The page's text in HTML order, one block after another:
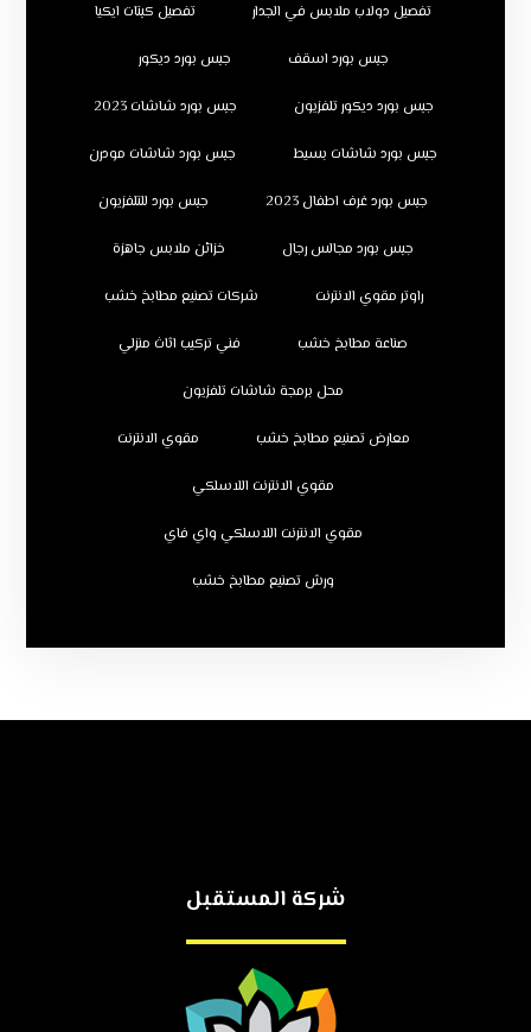
تفصيل دولاب ملابس في الجدار تفصيل كبتات ايكيا
جبس بورد اسقف جبس بورد ديكور
جبس بورد ديكور تلفزيون جبس بورد شاشات 2023
جبس بورد شاشات بسيط جبس بورد شاشات مودرن
جبس بورد غرف اطفال 2023 جبس بورد للتلفزيون
جبس بورد مجالس رجال خزائن ملابس جاهزة
راوتر مقوي الانترنت شركات تصنيع مطابخ خشب
صناعة مطابخ خشب فني تركيب اثاث منزلي
محل برمجة شاشات تلفزيون
معارض تصنيع مطابخ خشب مقوي الانترنت
مقوي الانترنت اللاسلكي
مقوي الانترنت اللاسلكي واي فاي
ورش تصنيع مطابخ خشب
شركة المستقبل